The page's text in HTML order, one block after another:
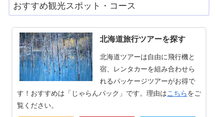
おすすめ観光スポット・コース
北海道旅行ツアーを探す
北海道ツアーは自由に飛行機と
宿、レンタカーを組み合わせら
れるパッケージツアーがお得で
す！おすすめは「じゃらんパック」です。理由はこちらをご
覧ください。